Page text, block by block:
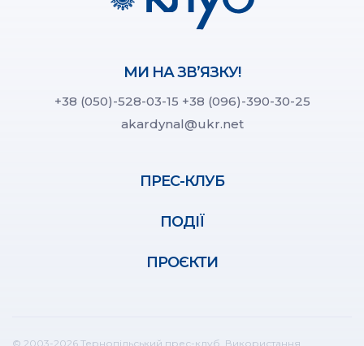
МИ НА ЗВ’ЯЗКУ!
+38 (050)-528-03-15 +38 (096)-390-30-25
akardynal@ukr.net
ПРЕС-КЛУБ
ПОДІЇ
ПРОЄКТИ
© 2003-2026 Тернопільський прес-клуб. Використання